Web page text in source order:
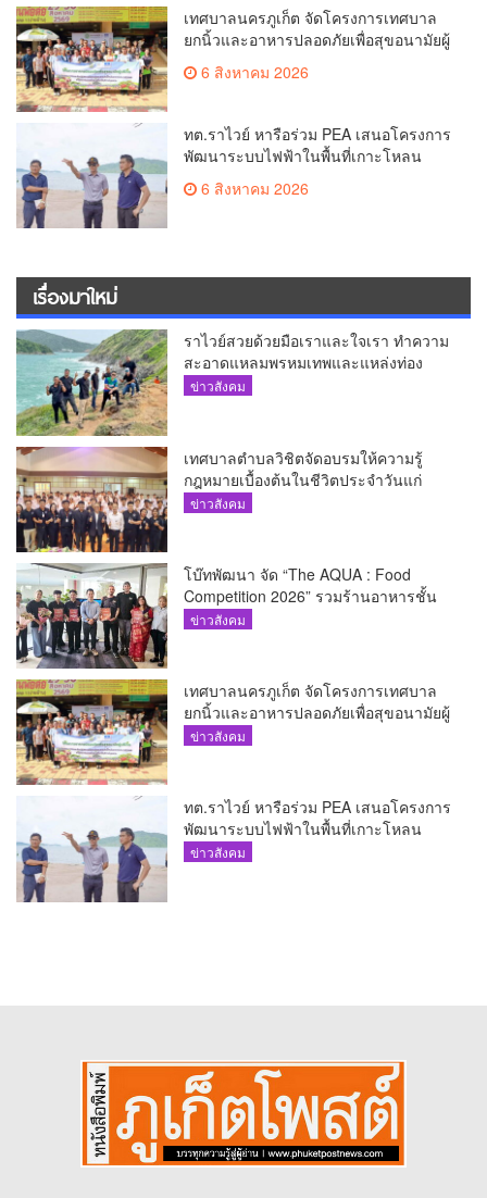
เทศบาลนครภูเก็ต จัดโครงการเทศบาล
ยกนิ้วและอาหารปลอดภัยเพื่อสุขอนามัยผู้
6 สิงหาคม 2026
ทต.ราไวย์ หารือร่วม PEA เสนอโครงการ
พัฒนาระบบไฟฟ้าในพื้นที่เกาะโหลน
6 สิงหาคม 2026
เรื่องมาใหม่
ราไวย์สวยด้วยมือเราและใจเรา ทำความ
สะอาดแหลมพรหมเทพและแหล่งท่อง
เที่ยว
ข่าวสังคม
เทศบาลตำบลวิชิตจัดอบรมให้ความรู้
กฎหมายเบื้องต้นในชีวิตประจำวันแก่
เยาวชน
ข่าวสังคม
โบ๊ทพัฒนา จัด “The AQUA : Food
Competition 2026” รวมร้านอาหารชั้น
นำของ The Shopps at The AQUA ชู
ข่าวสังคม
เทศบาลนครภูเก็ต จัดโครงการเทศบาล
ยกนิ้วและอาหารปลอดภัยเพื่อสุขอนามัยผู้
บริโภค
ข่าวสังคม
ทต.ราไวย์ หารือร่วม PEA เสนอโครงการ
พัฒนาระบบไฟฟ้าในพื้นที่เกาะโหลน
ข่าวสังคม